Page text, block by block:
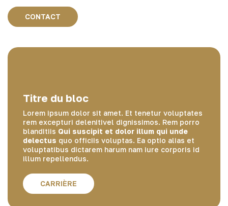
CONTACT
Titre du bloc
Lorem ipsum dolor sit amet. Et tenetur voluptates
rem excepturi delenitivel dignissimos. Rem porro
blanditiis Qui suscipit et dolor illum qui unde
delectus quo officiis voluptas. Ea optio alias et
voluptatibus dictarem harum nam iure corporis id
illum repellendus.
CARRIÈRE